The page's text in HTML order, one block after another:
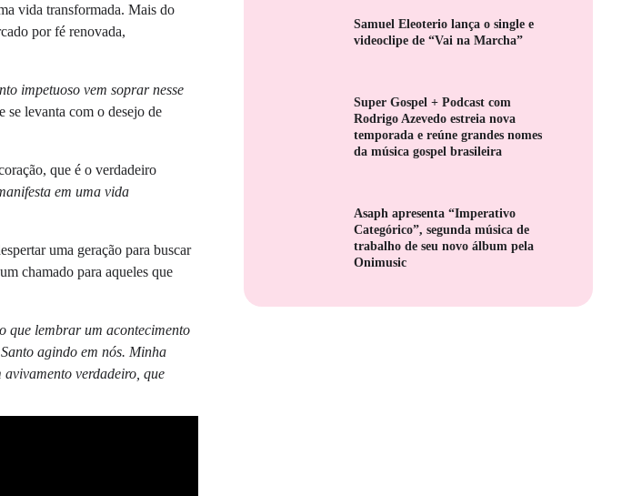
vida transformada. Mais do
por fé renovada,
impetuoso vem soprar nesse
se levanta com o desejo de
que é o verdadeiro
em uma vida
uma geração para buscar
chamado para aqueles que
que lembrar um acontecimento
agindo em nós. Minha
verdadeiro, que
Samuel Eleoterio lança o single e
videoclipe de “Vai na Marcha”
Super Gospel + Podcast com
Rodrigo Azevedo estreia nova
temporada e reúne grandes nomes
da música gospel brasileira
Asaph apresenta “Imperativo
Categórico”, segunda música de
trabalho de seu novo álbum pela
Onimusic